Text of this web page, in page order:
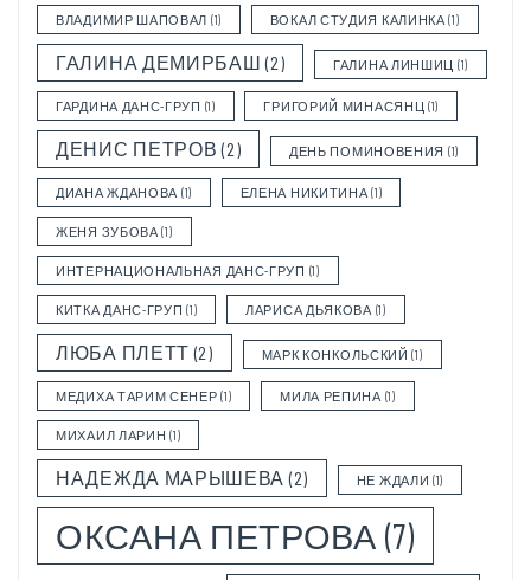
ВЛАДИМИР ШАПОВАЛ (1) ВОКАЛ СТУДИЯ КАЛИНКА (1)
ГАЛИНА ДЕМИРБАШ (2) ГАЛИНА ЛИНШИЦ (1)
ГАРДИНА ДАНС-ГРУП (1) ГРИГОРИЙ МИНАСЯНЦ (1)
ДЕНИС ПЕТРОВ (2) ДЕНЬ ПОМИНОВЕНИЯ (1)
ДИАНА ЖДАНОВА (1) ЕЛЕНА НИКИТИНА (1)
ЖЕНЯ ЗУБОВА (1)
ИНТЕРНАЦИОНАЛЬНАЯ ДАНС-ГРУП (1)
КИТКА ДАНС-ГРУП (1) ЛАРИСА ДЬЯКОВА (1)
ЛЮБА ПЛЕТТ (2) МАРК КОНКОЛЬСКИЙ (1)
МЕДИХА ТАРИМ СЕНЕР (1) МИЛА РЕПИНА (1)
МИХАИЛ ЛАРИН (1)
НАДЕЖДА МАРЫШЕВА (2) НЕ ЖДАЛИ (1)
ОКСАНА ПЕТРОВА (7)